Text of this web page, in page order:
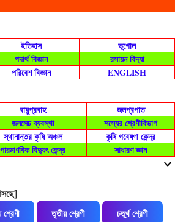
ইতিহাস
ভূগোল
পদার্থ বিজ্ঞান
রসায়ন বিদ্যা
পরিবেশ বিজ্ঞান ENGLISH
বায়ুপ্রবাহ
জলপ্রপাত
জলসেচ ব্যবস্থা
শস্যের শ্রেণীবিভাগ
স্থানান্তর কৃষি অঞ্চল
কৃষি গবেষণা কেন্দ্র
পারমাণবিক বিদ্যুৎ কেন্দ্র সাধারণ জ্ঞান
শ্রেণী তৃতীয় শ্রেণী
চতুর্থ শ্রেণী